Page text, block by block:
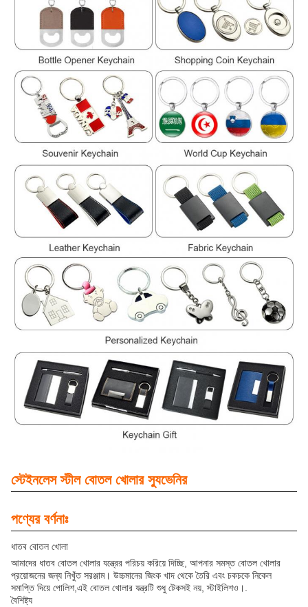
স্টেইনলেস স্টীল বোতল খোলার স্যুভেনির
পণ্যের বর্ণনাঃ
ধাতব বোতল খোলা
আমাদের ধাতব বোতল খোলার যন্ত্রের পরিচয় করিয়ে দিচ্ছি, আপনার সমস্ত বোতল খোলার
প্রয়োজনের জন্য নিখুঁত সরঞ্জাম। উচ্চমানের জিংক খাদ থেকে তৈরি এবং চকচকে নিকেল
সমাপ্তি দিয়ে পোলিশ,এই বোতল খোলার যন্ত্রটি শুধু টেকসই নয়, স্টাইলিশও।.
বৈশিষ্ট্য